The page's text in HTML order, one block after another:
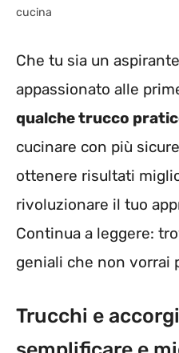
cucina
Che tu sia un
appassionato alle
qualche trucco
cucinare con più
ottenere risultati
rivoluzionare il tuo
Continua a leggere:
geniali che non vorrai
Trucchi e